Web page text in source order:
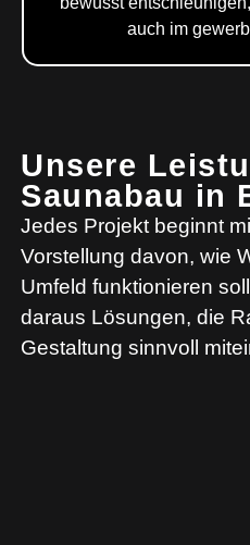
auch im
Unsere
Saunabau in
Jedes Projekt beginnt
Vorstellung davon, wie
Umfeld funktionieren
daraus Lösungen, die
Gestaltung sinnvoll